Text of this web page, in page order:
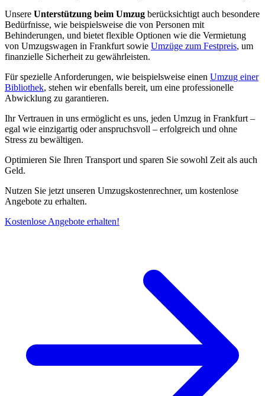
Unsere Unterstützung beim Umzug berücksichtigt auch besondere
Bedürfnisse, wie beispielsweise die von Personen mit
Behinderungen, und bietet flexible Optionen wie die Vermietung
von Umzugswagen in Frankfurt sowie Umzüge zum Festpreis, um
finanzielle Sicherheit zu gewährleisten.
Für spezielle Anforderungen, wie beispielsweise einen Umzug einer
Bibliothek, stehen wir ebenfalls bereit, um eine professionelle
Abwicklung zu garantieren.
Ihr Vertrauen in uns ermöglicht es uns, jeden Umzug in Frankfurt –
egal wie einzigartig oder anspruchsvoll – erfolgreich und ohne
Stress zu bewältigen.
Optimieren Sie Ihren Transport und sparen Sie sowohl Zeit als auch
Geld.
Nutzen Sie jetzt unseren Umzugskostenrechner, um kostenlose
Angebote zu erhalten.
Kostenlose Angebote erhalten!